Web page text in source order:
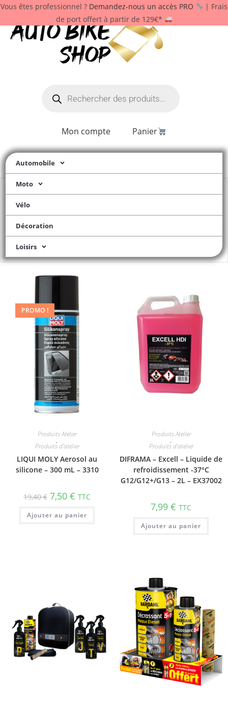
Vous êtes professionnel ? Demandez-nous un accès PRO
| Frais
de port offert à partir de 129€*
Mon compte Panier
Automobile
Moto
Vélo
Décoration
Loisirs
PROMO !
Produits Atelier
,
Produits d'atelier
LIQUI MOLY Aerosol au
silicone – 300 mL – 3310
19,40€ 7,50 € TTC
Ajouter au panier
Produits Atelier
,
Produits d'atelier
DIFRAMA – Excell – Liquide de
refroidissement -37°C
G12/G12+/G13 – 2L – EX37002
7,99 € TTC
Ajouter au panier